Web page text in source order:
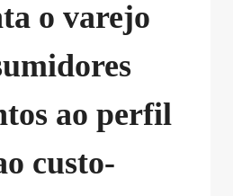
o varejo
ao perfil
custo-